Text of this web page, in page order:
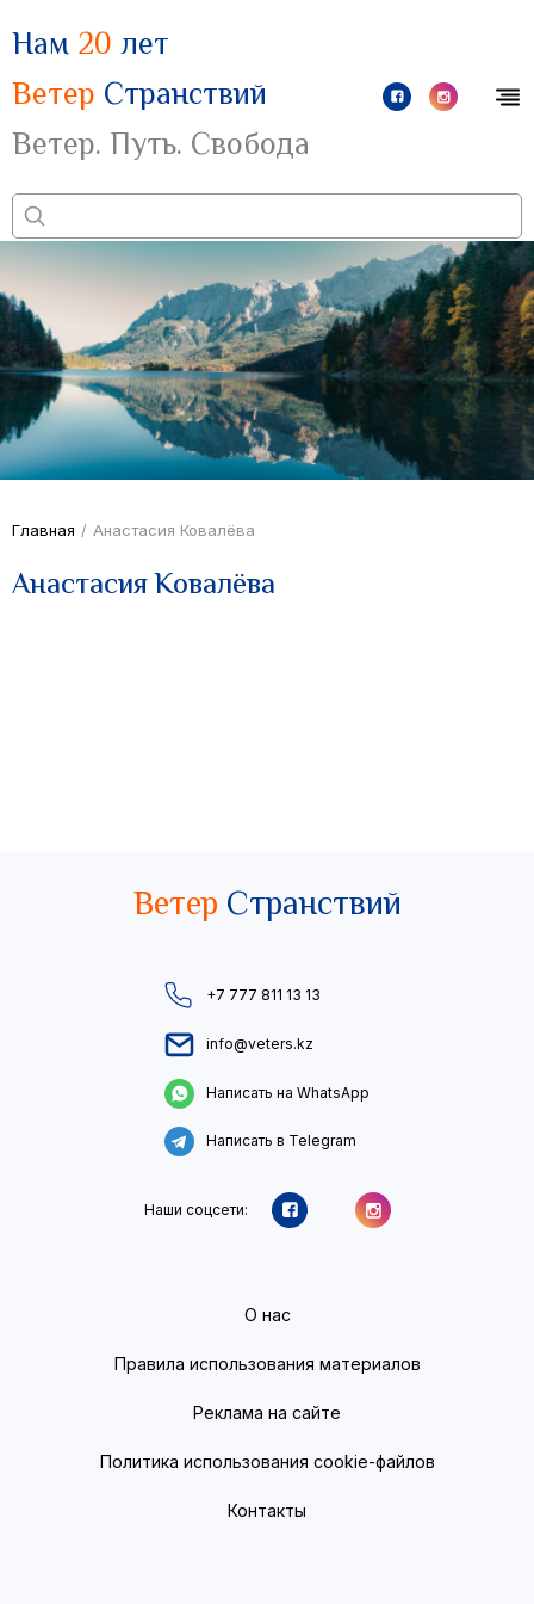
Нам 20 лет
Ветер Странствий
Ветер. Путь. Свобода
Главная / Анастасия Ковалёва
Анастасия Ковалёва
Ветер Странствий
+7 777 811 13 13
info@veters.kz
Написать на WhatsApp
Написать в Telegram
Наши соцсети:
О нас
Правила использования материалов
Реклама на сайте
Политика использования cookie-файлов
Контакты